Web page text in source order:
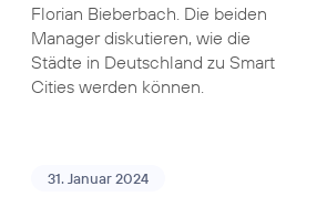
Florian Bieberbach. Die beiden
Manager diskutieren, wie die
Städte in Deutschland zu Smart
Cities werden können.
31. Januar 2024